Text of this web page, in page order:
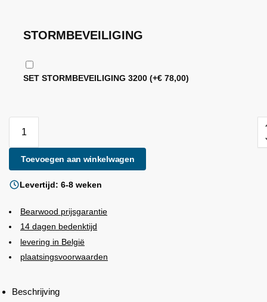
STORMBEVEILIGING
SET STORMBEVEILIGING 3200(+€ 78,00)
Toevoegen aan winkelwagen
Levertijd: 6-8 weken
Bearwood prijsgarantie
14 dagen bedenktijd
levering in België
plaatsingsvoorwaarden
Beschrijving